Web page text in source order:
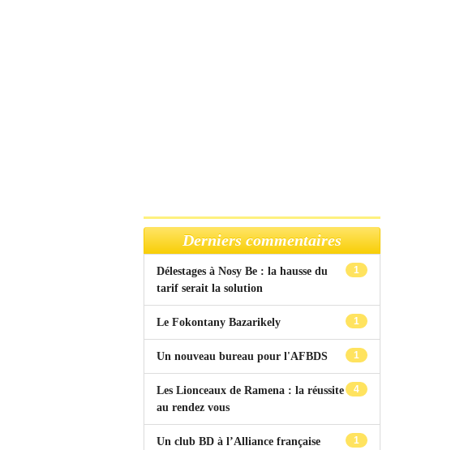
Derniers commentaires
1
Délestages à Nosy Be : la hausse du
tarif serait la solution
1
Le Fokontany Bazarikely
1
Un nouveau bureau pour l'AFBDS
4
Les Lionceaux de Ramena : la réussite
au rendez vous
1
Un club BD à l’Alliance française